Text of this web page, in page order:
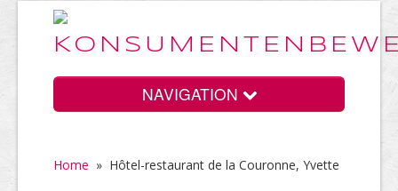
NAVIGATION
Home
Home » Hôtel-restaurant de la Couronne, Yvette